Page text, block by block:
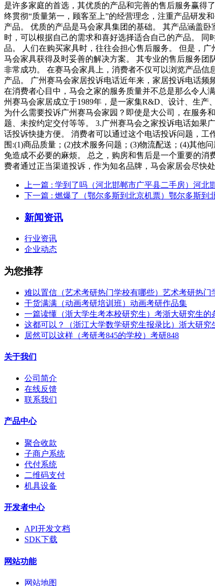
是许多家庭的首选，其优质的产品和完善的售后服务赢得
终贯彻“质量第一，顾客至上”的经营理念，注重产品研发
产品。 优质的产品是马会家具集团的基础。 其产品涵盖
时，可以根据自己的需求和喜好选择适合自己的产品。
品。 人们在购买家具时，往往会担心售后服务。 但是，
马会家具获得及时妥善的解决方案。 其专业的售后服务
非常成功。 在赛马会家具上，消费者不仅可以浏览产品
产品。 广州赛马会家居投诉电话近年来，家居投诉电话
在消费者心目中，马会之家的服务质量并不总是那么令人
州赛马会家居成立于1989年，是一家集R&D、设计、生
为什么需要投诉广州赛马会家园？即使是大公司，在服务
题、未按约定交付等等。 3.广州赛马会之家投诉电话如果
话投诉快捷方便。 消费者可以通过这个电话投诉问题，
围:(1)商品质量；(2)技术服务问题；(3)物流配送；(4)其他
免造成不必要的麻烦。 总之，购房和售后是一个重要的
费者通过正当渠道投诉，作为知名品牌，马会家居会尽快
上一篇 : 学到了吗（河北邯郸市广平县二手房）河北
下一篇 : 燃爆了（鄂尔多斯到北京机票）鄂尔多斯到
新闻资讯
行业资讯
企业动态
为您推荐
难以置信（艺术考研热门学校有哪些）艺术考研热门
干货满满（动画考研培训班）动画考研作品集
一篇读懂（浙大学生考本校研究生）考浙大研究生的
这都可以？（浙江大学数学研究生报录比）浙大研究
居然可以这样（考研考845的学校）考研848
关于我们
公司简介
在线反馈
联系我们
产品中心
聚合收款
子商户系统
代付系统
二维码支付
机具设备
开发者中心
API开发文档
SDK下载
网站功能
网站地图